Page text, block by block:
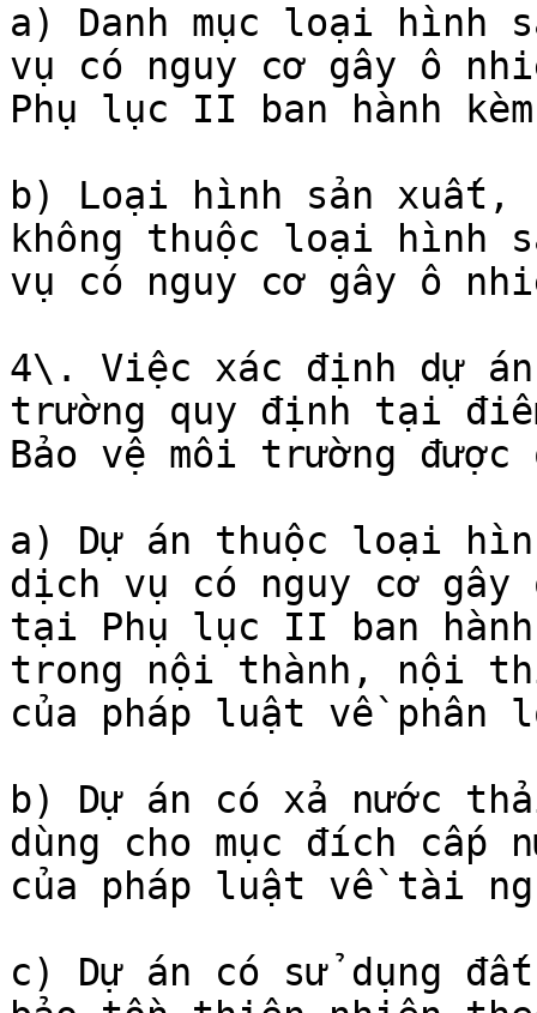
a) Danh mục loại hình
vụ có nguy cơ gây ô
Phụ lục II ban hành
b) Loại hình sản xuất,
không thuộc loại hình
vụ có nguy cơ gây ô
4\. Việc xác định dự án
trường quy định tại
Bảo vệ môi trường
a) Dự án thuộc loại
dịch vụ có nguy cơ gây
tại Phụ lục II ban hành
trong nội thành, nội
của pháp luật về
b) Dự án có xả nước
dùng cho mục đích cấp
của pháp luật về tài
c) Dự án có sử dụng